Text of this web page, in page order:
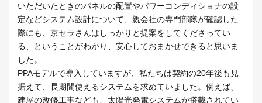
いただいたときのパネルの配置やパワーコンディショナの設
定などシステム設計について、親会社の専門部隊が確認した
際にも、京セラさんはしっかりと提案をしてくださってい
る、ということがわかり、安心しておまかせできると思いま
した。
PPAモデルで導入していますが、私たちは契約の20年後も見
据えて、長期間使えるシステムを求めていました。例えば、
建屋の改修工事なども、太陽光発電システムが搭載されてい